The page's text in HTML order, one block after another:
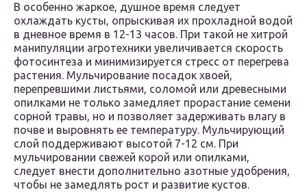
В особенно жаркое, душное время следует
охлаждать кусты, опрыскивая их прохладной водой
в дневное время в 12-13 часов. При такой не хитрой
манипуляции агротехники увеличивается скорость
фотосинтеза и минимизируется стресс от перегрева
растения. Мульчирование посадок хвоей,
перепревшими листьями, соломой или древесными
опилками не только замедляет прорастание семени
сорной травы, но и позволяет задерживать влагу в
почве и выровнять ее температуру. Мульчирующий
слой поддерживают высотой 7-12 см. При
мульчировании свежей корой или опилками,
следует внести дополнительно азотные удобрения,
чтобы не замедлять рост и развитие кустов.